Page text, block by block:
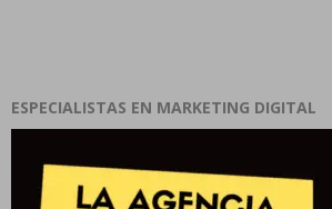
ESPECIALISTAS EN MARKETING DIGITAL